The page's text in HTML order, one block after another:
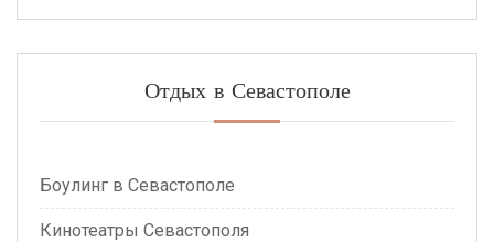
Отдых в Севастополе
Боулинг в Севастополе
Кинотеатры Севастополя